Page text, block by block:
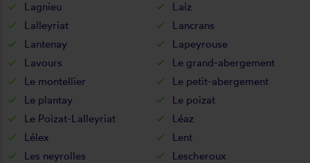
Lagnieu
Laiz
Lalleyriat
Lancrans
Lantenay
Lapeyrouse
Lavours
Le grand-abergement
Le montellier
Le petit-abergement
Le plantay
Le poizat
Le Poizat-Lalleyriat
Léaz
Lélex
Lent
Les neyrolles
Lescheroux